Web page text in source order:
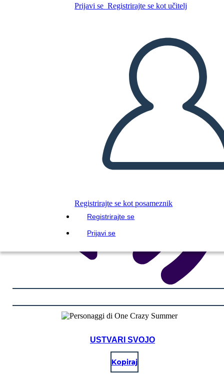
Prijavi se Registrirajte se kot učitelj
Registrirajte se kot posameznik
Registrirajte se
Prijavi se
USTVARITE SNEMALNO KNJIGO
PREDVAJANJE DIAPROJEKCIJE
PREBERI MI
USTVARI SVOJO
Kopiraj